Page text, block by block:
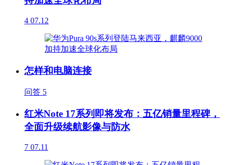
4 07.12
怎样和电脑连接
问答 5
红米Note 17系列即将发布：五亿销量里程碑，
全面升级续航影像与防水
7 07.11